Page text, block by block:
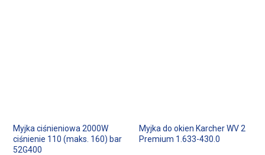
Myjka ciśnieniowa 2000W
ciśnienie 110 (maks. 160) bar
52G400
Myjka do okien Karcher WV 2
Premium 1.633-430.0